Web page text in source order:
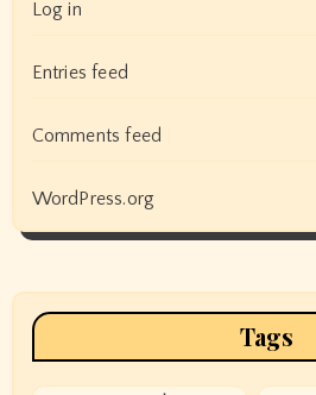
Log in
Entries feed
Comments feed
WordPress.org
Tags